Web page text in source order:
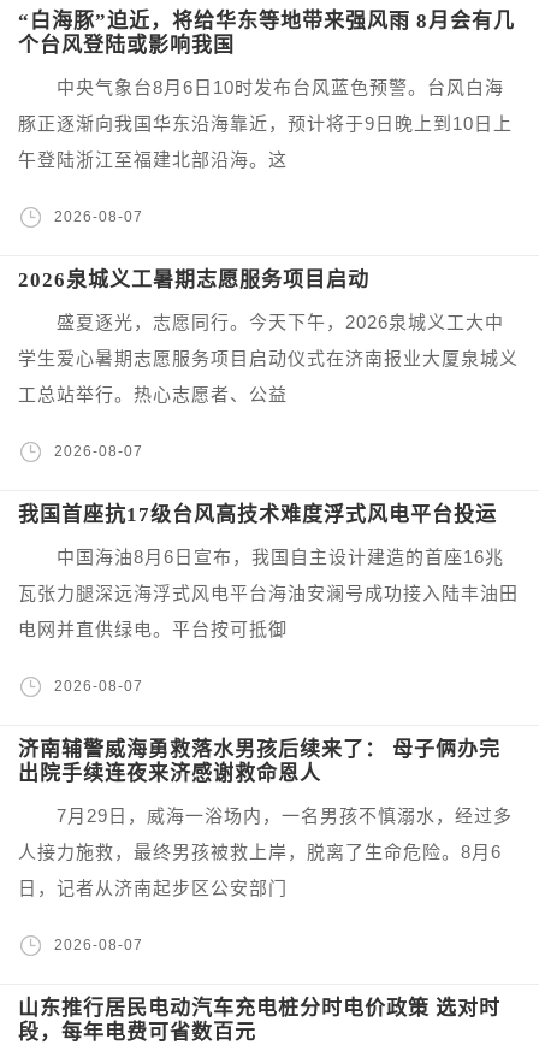
“白海豚”迫近，将给华东等地带来强风雨 8月会有几
个台风登陆或影响我国
中央气象台8月6日10时发布台风蓝色预警。台风白海
豚正逐渐向我国华东沿海靠近，预计将于9日晚上到10日上
午登陆浙江至福建北部沿海。这
2026-08-07
2026泉城义工暑期志愿服务项目启动
盛夏逐光，志愿同行。今天下午，2026泉城义工大中
学生爱心暑期志愿服务项目启动仪式在济南报业大厦泉城义
工总站举行。热心志愿者、公益
2026-08-07
我国首座抗17级台风高技术难度浮式风电平台投运
中国海油8月6日宣布，我国自主设计建造的首座16兆
瓦张力腿深远海浮式风电平台海油安澜号成功接入陆丰油田
电网并直供绿电。平台按可抵御
2026-08-07
济南辅警威海勇救落水男孩后续来了： 母子俩办完
出院手续连夜来济感谢救命恩人
7月29日，威海一浴场内，一名男孩不慎溺水，经过多
人接力施救，最终男孩被救上岸，脱离了生命危险。8月6
日，记者从济南起步区公安部门
2026-08-07
山东推行居民电动汽车充电桩分时电价政策 选对时
段，每年电费可省数百元